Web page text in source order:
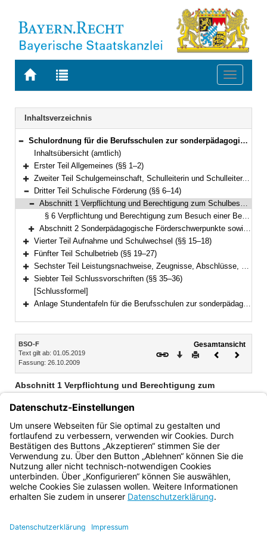
Zur
BAYERN.RECHT
Zur
letzten
Suche
Toggle
Navigation
Inhaltsverzeichnis
Bereich reduzieren
Schulordnung für die Berufsschulen zur sonderpädagogischen Förderung (Förderberufsschulordnung – BSO-F) Vom 26. Oktober 2009 (GVBl S. 580) BayRS 2233-2-2-K (§§ 1–36)
Inhaltsübersicht (amtlich)
Bereich erweitern
Erster Teil Allgemeines (§§ 1–2)
Bereich erweitern
Zweiter Teil Schulgemeinschaft, Schulleiterin und Schulleiter, Lehrkräfte, Schülerinnen und Schüler, Berufsschulbeirat (§§ 3–5)
Bereich reduzieren
Dritter Teil Schulische Förderung (§§ 6–14)
Bereich reduzieren
Abschnitt 1 Verpflichtung und Berechtigung zum Schulbesuch(vgl. Art. 41 BayEUG) (§ 6)
§ 6 Verpflichtung und Berechtigung zum Besuch einer Berufsschule zur sonderpädagogischen Förderung
Bereich erweitern
Abschnitt 2 Sonderpädagogische Förderschwerpunkte sowie Ausbildungs- und Förderformen(vgl. Art. 19 bis 21 BayEUG) (§§ 7–14)
Bereich erweitern
Vierter Teil Aufnahme und Schulwechsel (§§ 15–18)
Bereich erweitern
Fünfter Teil Schulbetrieb (§§ 19–27)
Bereich erweitern
Sechster Teil Leistungsnachweise, Zeugnisse, Abschlüsse, Berufsschulpflicht(Art. 52, 54 und 55 BayEUG) (§§ 28–34)
Bereich erweitern
Siebter Teil Schlussvorschriften (§§ 35–36)
[Schlussformel]
Anlage Stundentafeln für die Berufsschulen zur sonderpädagogischen Förderung
Inhalt
BSO-F
Text gilt ab: 01.05.2019
Fassung: 26.10.2009
Gesamtansicht
Download
DruckenVorheriges
Abschnitt 1 Verpflichtung und Berechtigung zum
(vgl. Art. 41 BayEUG)
§ 6 Verpflichtung und Berechtigung zum Besuch einer
Berufsschule zur sonderpädagogischen Förderung
Bayern.de
BayernPortal
Impressum